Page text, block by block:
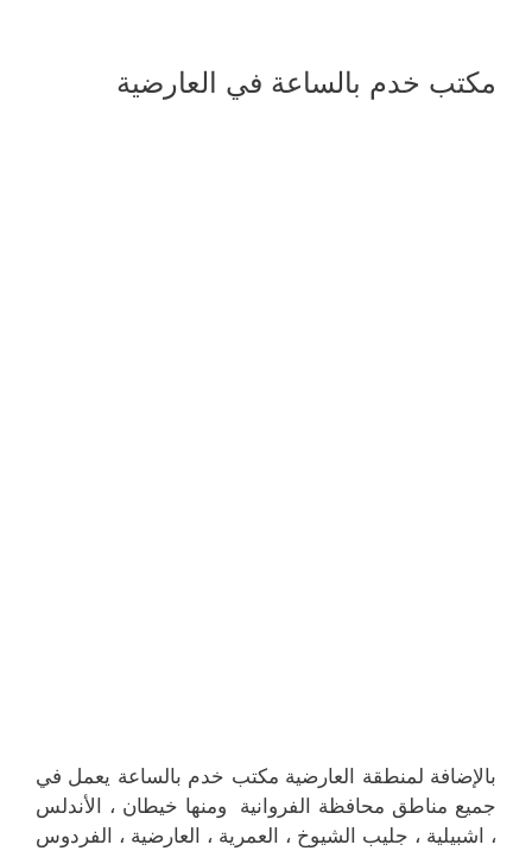
مكتب خدم بالساعة في العارضية
بالإضافة لمنطقة العارضية مكتب خدم بالساعة يعمل في
جميع مناطق محافظة الفروانية ومنها خيطان ، الأندلس
، اشبيلية ، جليب الشيوخ ، العمرية ، العارضية ، الفردوس